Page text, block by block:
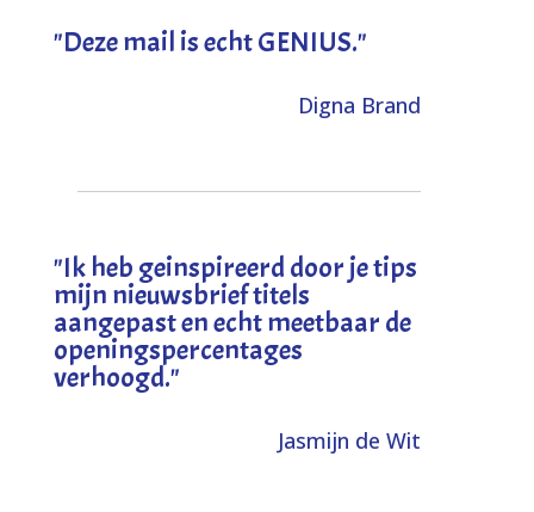
"Deze mail is echt GENIUS."
Digna Brand
"Ik heb geinspireerd door je tips
mijn nieuwsbrief titels
aangepast en echt meetbaar de
openingspercentages
verhoogd."
Jasmijn de Wit